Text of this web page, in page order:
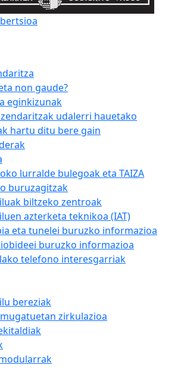
non gaude?
eginkizunak
udalerri hauetako
hartu ditu bere gain
lurralde bulegoak eta TAIZA
buruzagitzak
biltzeko zentroak
azterketa teknikoa (IAT)
eta tunelei buruzko informazioa
buruzko informazioa
telefono interesgarriak
bereziak
zirkulazioa